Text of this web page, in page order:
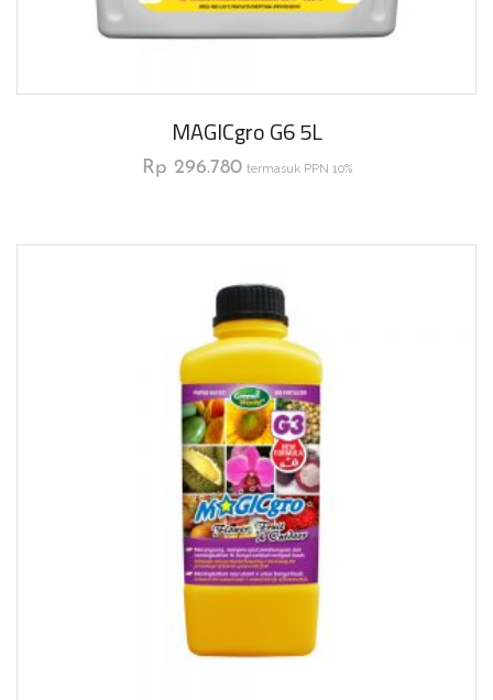
MAGICgro G6 5L
Rp 296.780 termasuk PPN 10%